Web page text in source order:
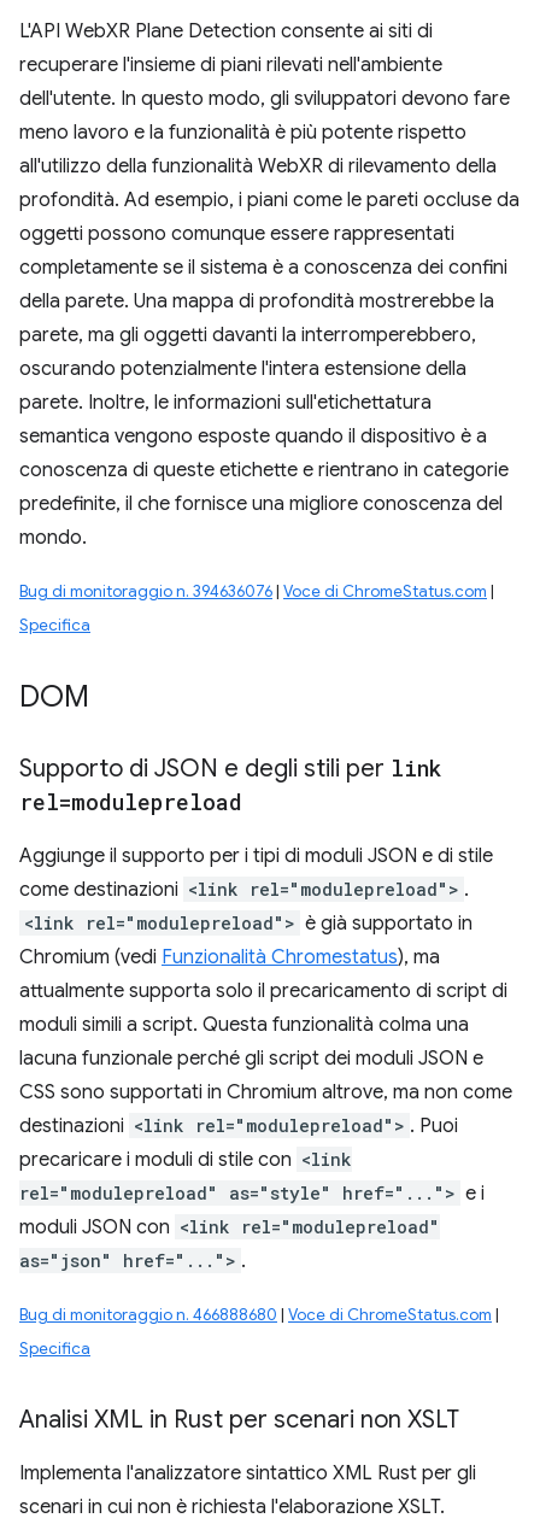
L'API WebXR Plane Detection consente ai siti di
recuperare l'insieme di piani rilevati nell'ambiente
dell'utente. In questo modo, gli sviluppatori devono fare
meno lavoro e la funzionalità è più potente rispetto
all'utilizzo della funzionalità WebXR di rilevamento della
profondità. Ad esempio, i piani come le pareti occluse da
oggetti possono comunque essere rappresentati
completamente se il sistema è a conoscenza dei confini
della parete. Una mappa di profondità mostrerebbe la
parete, ma gli oggetti davanti la interromperebbero,
oscurando potenzialmente l'intera estensione della
parete. Inoltre, le informazioni sull'etichettatura
semantica vengono esposte quando il dispositivo è a
conoscenza di queste etichette e rientrano in categorie
predefinite, il che fornisce una migliore conoscenza del
mondo.
Bug di monitoraggio n. 394636076| Voce di ChromeStatus.com |
Specifica
DOM
Supporto di JSON e degli stili per link
rel=modulepreload
Aggiunge il supporto per i tipi di moduli JSON e di stile
come destinazioni <link rel="modulepreload"> .
<link rel="modulepreload"> è già supportato in
Chromium (vedi Funzionalità Chromestatus), ma
attualmente supporta solo il precaricamento di script di
moduli simili a script. Questa funzionalità colma una
lacuna funzionale perché gli script dei moduli JSON e
CSS sono supportati in Chromium altrove, ma non come
destinazioni <link rel="modulepreload"> . Puoi
precaricare i moduli di stile con <link
rel="modulepreload" as="style" href="..."> e i
moduli JSON con <link rel="modulepreload"
as="json" href="..."> .
Bug di monitoraggio n. 466888680 | Voce di ChromeStatus.com |
Specifica
Analisi XML in Rust per scenari non XSLT
Implementa l'analizzatore sintattico XML Rust per gli
scenari in cui non è richiesta l'elaborazione XSLT.